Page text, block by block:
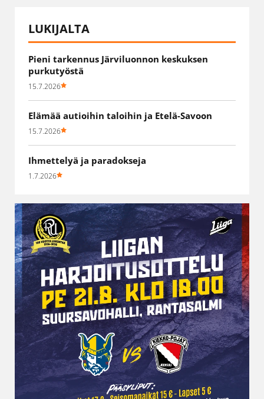
LUKIJALTA
Pieni tarkennus Järviluonnon keskuksen
purkutyöstä
15.7.2026
Elämää autioihin taloihin ja Etelä-Savoon
15.7.2026
Ihmettelyä ja paradokseja
1.7.2026